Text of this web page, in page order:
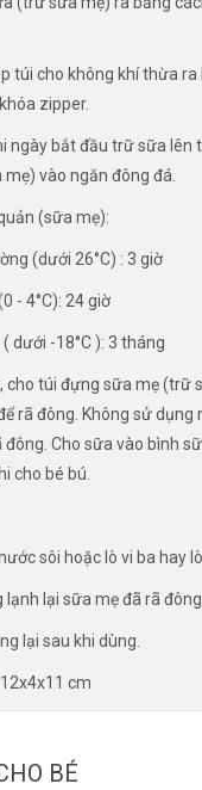
túi cho không khí thừa
zipper.
ngày bắt đầu trữ sữa lên
vào ngăn đông đá.
(sữa mẹ):
(dưới 26°C) : 3 giờ
- 4°C): 24 giờ
dưới -18°C ): 3 tháng
cho túi đựng sữa mẹ (trữ
rã đông. Không sử dụng
đông. Cho sữa vào bình
cho bé bú.
sôi hoặc lò vi ba hay
lạnh lại sữa mẹ đã rã đông.
lại sau khi dùng.
cm
BÉ